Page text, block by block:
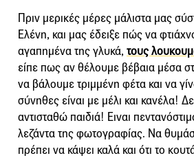
Πριν μερικές μέρες μάλιστα μας
Ελένη, και μας έδειξε πώς να
αγαπημένα της γλυκά, τους
είπε πως αν θέλουμε βέβαια μέσα
να βάλουμε τριμμένη φέτα και να
σύνηθες είναι με μέλι και κανέλα!
αντισταθώ παιδιά! Ειναι
λεζάντα της φωτογραφίας. Να
πρέπει να κάψει καλά και ότι το